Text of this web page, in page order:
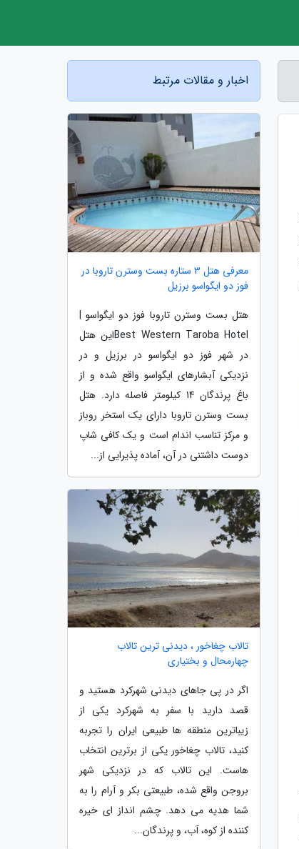
اخبار و مقالات مرتبط
معرفی هتل 3 ستاره بست وسترن تاروبا در
فوز دو ایگواسو برزیل
هتل بست وسترن تاروبا فوز دو ایگواسو |
Best Western Taroba Hotelاین هتل
در شهر فوز دو ایگواسو در برزیل و در
نزدیکی آبشارهای ایگواسو واقع شده و از
باغ پرندگان 14 کیلومتر فاصله دارد. هتل
بست وسترن تاروبا دارای یک استخر روباز
و مرکز تناسب اندام است و یک کافی شاپ
دوست داشتنی در آن، آماده پذیرایی از...
تالاب چغاخور ، دیدنی ترین تالاب
چهارمحال و بختیاری
اگر در پی جاهای دیدنی شهرکرد هستید و
قصد دارید با سفر به شهرکرد یکی از
زیباترین منطقه ها طبیعی ایران را تجربه
کنید، تالاب چغاخور یکی از برترین انتخاب
هاست. این تالاب که در نزدیکی شهر
بروجن واقع شده، طبیعتی بکر و آرام را به
شما هدیه می دهد. چشم انداز ای خیره
کننده از کوه، آب، و پرندگان...